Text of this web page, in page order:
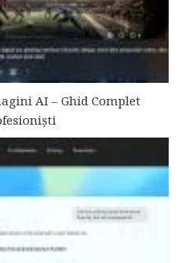
AI – Ghid Complet